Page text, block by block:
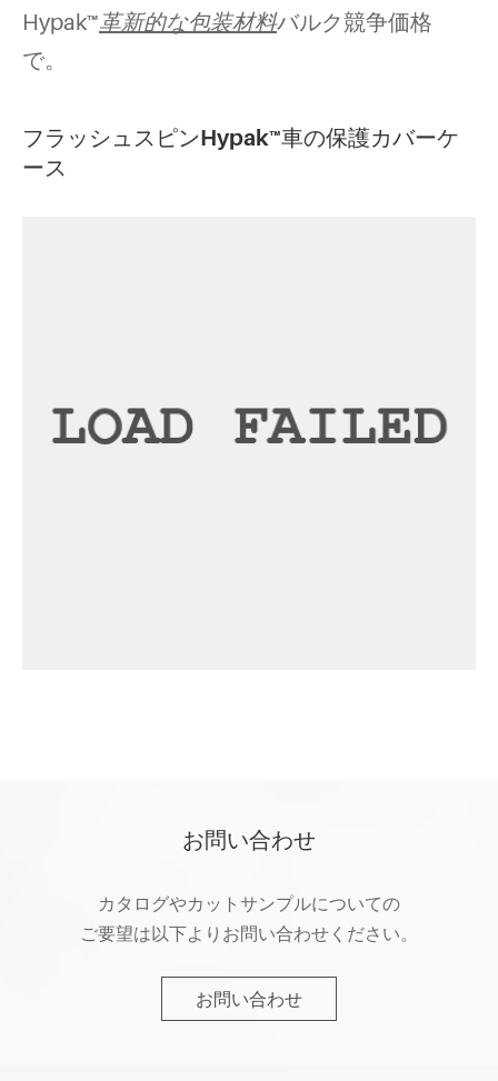
Hypak™革新的な包装材料バルク競争価格
で。
フラッシュスピンHypak™車の保護カバーケ
ース
お問い合わせ
カタログやカットサンプルについての
ご要望は以下よりお問い合わせください。
お問い合わせ